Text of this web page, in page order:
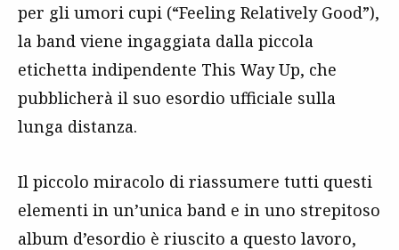
per gli umori cupi (“Feeling Relatively Good”),
la band viene ingaggiata dalla piccola
etichetta indipendente This Way Up, che
pubblicherà il suo esordio ufficiale sulla
lunga distanza.
Il piccolo miracolo di riassumere tutti questi
elementi in un’unica band e in uno strepitoso
album d’esordio è riuscito a questo lavoro,